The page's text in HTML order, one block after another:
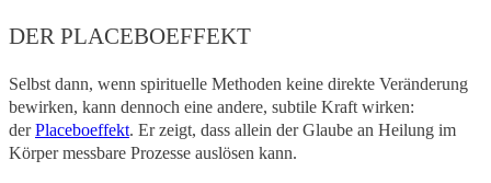
DER PLACEBOEFFEKT
Selbst dann, wenn spirituelle Methoden keine direkte Veränderung
bewirken, kann dennoch eine andere, subtile Kraft wirken:
derPlaceboeffekt. Er zeigt, dass allein der Glaube an Heilung im
Körper messbare Prozesse auslösen kann.